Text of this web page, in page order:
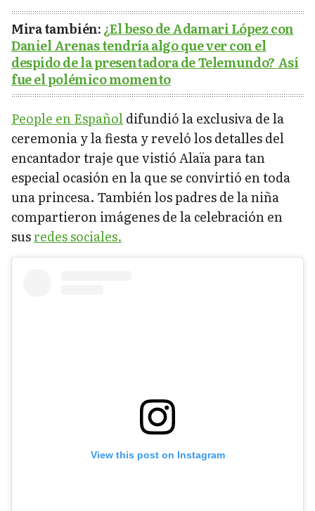
Mira también:¿El beso de Adamari López con
Daniel Arenas tendría algo que ver con el
despido de la presentadora de Telemundo? Así
fue el polémico momento
People en Españoldifundió la exclusiva de la
ceremonia y la fiesta y reveló los detalles del
encantador traje que vistió Alaïa para tan
especial ocasión en la que se convirtió en toda
una princesa. También los padres de la niña
compartieron imágenes de la celebración en
susredes sociales.
View this post on Instagram